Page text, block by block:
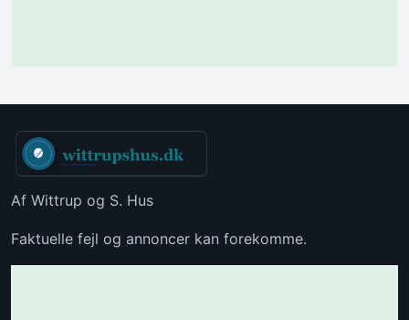
Af Wittrup og S. Hus
Faktuelle fejl og annoncer kan forekomme.